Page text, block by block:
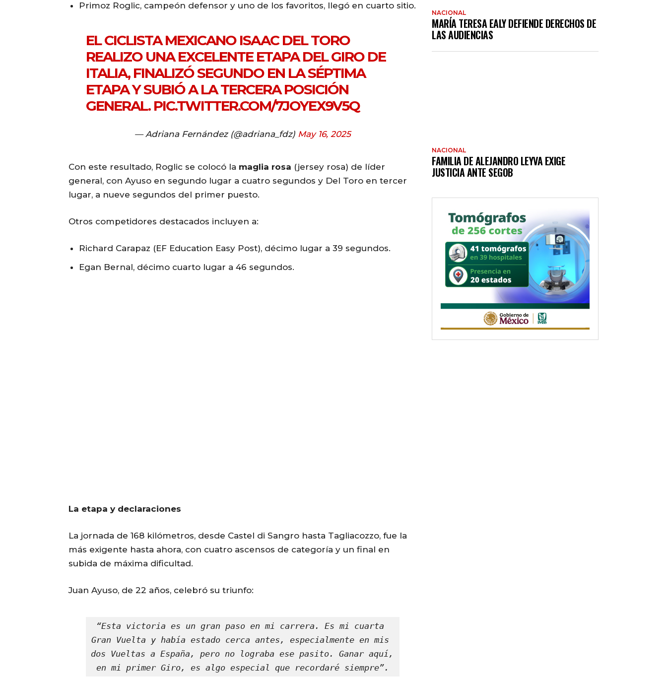
Primoz Roglic, campeón defensor y uno de los favoritos, llegó en cuarto sitio.
EL CICLISTA MEXICANO ISAAC DEL TORO
REALIZO UNA EXCELENTE ETAPA DEL GIRO DE
ITALIA, FINALIZÓ SEGUNDO EN LA SÉPTIMA
ETAPA Y SUBIÓ A LA TERCERA POSICIÓN
GENERAL. PIC.TWITTER.COM/7JOYEX9V5Q
— Adriana Fernández (@adriana_fdz) May 16, 2025
Con este resultado, Roglic se colocó la maglia rosa (jersey rosa) de líder
general, con Ayuso en segundo lugar a cuatro segundos y Del Toro en tercer
lugar, a nueve segundos del primer puesto.
Otros competidores destacados incluyen a:
Richard Carapaz (EF Education Easy Post), décimo lugar a 39 segundos.
Egan Bernal, décimo cuarto lugar a 46 segundos.
La etapa y declaraciones
La jornada de 168 kilómetros, desde Castel di Sangro hasta Tagliacozzo, fue la
más exigente hasta ahora, con cuatro ascensos de categoría y un final en
subida de máxima dificultad.
Juan Ayuso, de 22 años, celebró su triunfo:
“Esta victoria es un gran paso en mi carrera. Es mi cuarta
Gran Vuelta y había estado cerca antes, especialmente en mis
dos Vueltas a España, pero no lograba ese pasito. Ganar aquí,
en mi primer Giro, es algo especial que recordaré siempre”.
NACIONAL
MARÍA TERESA EALY DEFIENDE DERECHOS DE
LAS AUDIENCIAS
NACIONAL
FAMILIA DE ALEJANDRO LEYVA EXIGE
JUSTICIA ANTE SEGOB